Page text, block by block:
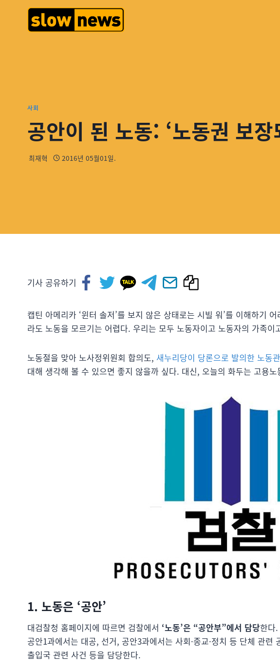
사회
공안이 된 노동: ‘노동권 보
최재혁 2016년 05월01일.
기사 공유하기
캡틴 아메리카 ‘윈터 솔저’를 보지 않은 상태로는 시빌 워’를 이해하기
라도 노동을 모르기는 어렵다. 우리는 모두 노동자이고 노동자의 가족이
노동절을 맞아 노사정위원회 합의도, 새누리당이 당론으로 발의한 노동
대해 생각해 볼 수 있으면 좋지 않을까 싶다. 대신, 오늘의 화두는 고용
1. 노동은 ‘공안’
대검찰청 홈페이지에 따르면 검찰에서 ‘노동’은 “공안부”에서 담당한다
공안1과에서는 대공, 선거, 공안3과에서는 사회·종교·정치 등 단체 관
출입국 관련 사건 등을 담당한다.